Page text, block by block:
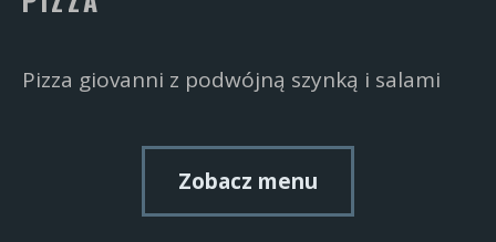
Pizza giovanni z podwójną szynką i salami
Zobacz menu